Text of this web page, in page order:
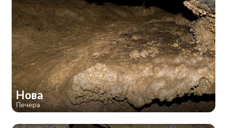
Нова
Печера